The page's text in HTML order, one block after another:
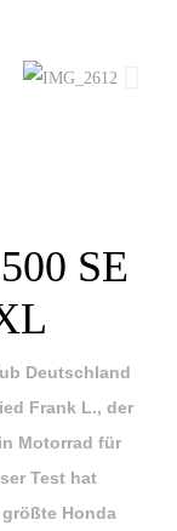
SE
Deutschland
Frank L., der
Motorrad für
Test hat
Honda